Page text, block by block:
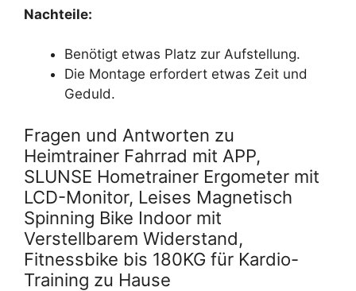
Nachteile:
Benötigt etwas Platz zur Aufstellung.
Die Montage erfordert etwas Zeit und
Geduld.
Fragen und Antworten zu
Heimtrainer Fahrrad mit APP,
SLUNSE Hometrainer Ergometer mit
LCD-Monitor, Leises Magnetisch
Spinning Bike Indoor mit
Verstellbarem Widerstand,
Fitnessbike bis 180KG für Kardio-
Training zu Hause